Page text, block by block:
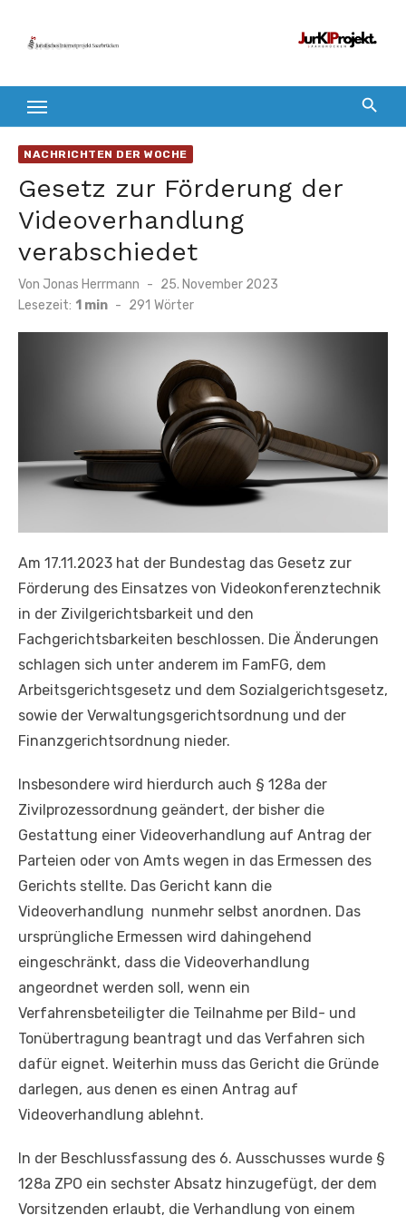
Inhalt
NACHRICHTEN DER WOCHE
Gesetz zur Förderung der
Videoverhandlung
verabschiedet
Von Jonas Herrmann
Veröffentlicht
am
25. November 2023
Lesezeit: 1 min - 291 Wörter
Am 17.11.2023 hat der Bundestag das Gesetz zur
Förderung des Einsatzes von Videokonferenztechnik
in der Zivilgerichtsbarkeit und den
Fachgerichtsbarkeiten beschlossen. Die Änderungen
schlagen sich unter anderem im FamFG, dem
Arbeitsgerichtsgesetz und dem Sozialgerichtsgesetz,
sowie der Verwaltungsgerichtsordnung und der
Finanzgerichtsordnung nieder.
Insbesondere wird hierdurch auch § 128a der
Zivilprozessordnung geändert, der bisher die
Gestattung einer Videoverhandlung auf Antrag der
Parteien oder von Amts wegen in das Ermessen des
Gerichts stellte. Das Gericht kann die
Videoverhandlung nunmehr selbst anordnen. Das
ursprüngliche Ermessen wird dahingehend
eingeschränkt, dass die Videoverhandlung
angeordnet werden soll, wenn ein
Verfahrensbeteiligter die Teilnahme per Bild- und
Tonübertragung beantragt und das Verfahren sich
dafür eignet. Weiterhin muss das Gericht die Gründe
darlegen, aus denen es einen Antrag auf
Videoverhandlung ablehnt.
In der Beschlussfassung des 6. Ausschusses wurde §
128a ZPO ein sechster Absatz hinzugefügt, der dem
Vorsitzenden erlaubt, die Verhandlung von einem